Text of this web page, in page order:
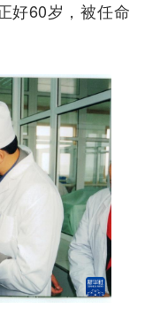
好60岁，被任命